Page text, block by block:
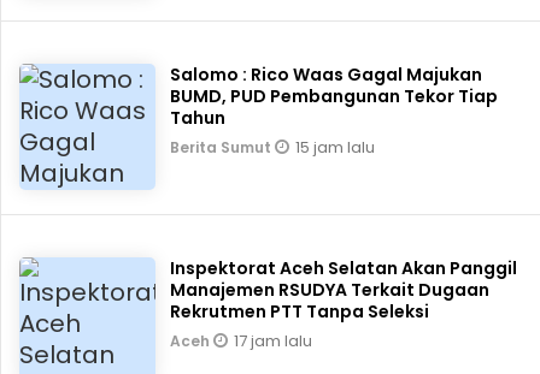
Salomo : Rico Waas Gagal Majukan
BUMD, PUD Pembangunan Tekor Tiap
Tahun
Berita Sumut 15 jam lalu
Inspektorat Aceh Selatan Akan Panggil
Manajemen RSUDYA Terkait Dugaan
Rekrutmen PTT Tanpa Seleksi
Aceh 17 jam lalu